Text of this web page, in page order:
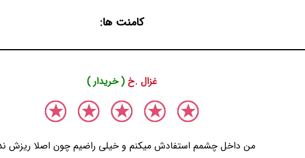
کامنت ها:
غزال .خ( خریدار )
من داخل چشمم استفادش میکنم و خیلی راضیم چون اصلا ریزش